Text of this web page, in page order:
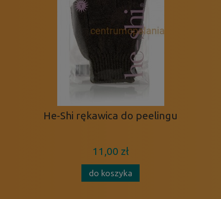
He-Shi rękawica do peelingu
11,00 zł
do koszyka